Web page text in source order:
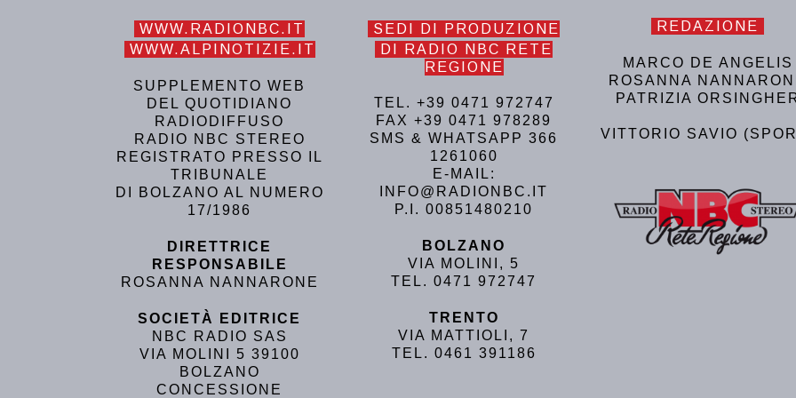
WWW.RADIONBC.IT
WWW.ALPINOTIZIE.IT
SUPPLEMENTO WEB
DEL QUOTIDIANO
RADIODIFFUSO
RADIO NBC STEREO
REGISTRATO PRESSO IL
TRIBUNALE
DI BOLZANO AL NUMERO
17/1986
DIRETTRICE
RESPONSABILE
ROSANNA NANNARONE
SOCIETÀ EDITRICE
NBC RADIO SAS
VIA MOLINI 5 39100
BOLZANO
CONCESSIONE
SEDI DI PRODUZIONE
DI RADIO NBC RETE
REGIONE
TEL. +39 0471 972747
FAX +39 0471 978289
SMS & WHATSAPP 366
1261060
E-MAIL:
INFO@RADIONBC.IT
P.I. 00851480210
BOLZANO
VIA MOLINI, 5
TEL. 0471 972747
TRENTO
VIA MATTIOLI, 7
TEL. 0461 391186
REDAZIONE
MARCO DE ANGELIS
ROSANNA
PATRIZIA
VITTORIO SAVIO